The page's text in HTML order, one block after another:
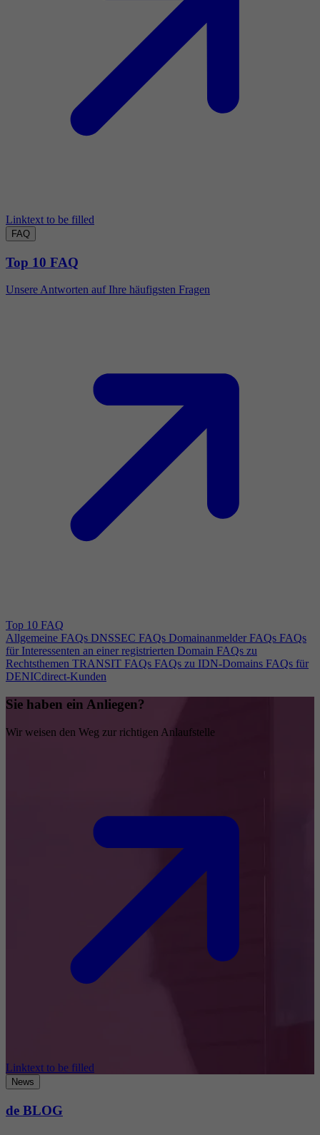
Linktext to be filled
FAQ
Top 10 FAQ
Unsere Antworten auf Ihre häufigsten Fragen
Top 10 FAQ
Allgemeine FAQs DNSSEC FAQs Domainanmelder FAQs FAQs
für Interessenten an einer registrierten Domain FAQs zu
Rechtsthemen TRANSIT FAQs FAQs zu IDN-Domains FAQs für
DENICdirect-Kunden
Sie haben ein Anliegen?
Wir weisen den Weg zur richtigen Anlaufstelle
Linktext to be filled
News
de BLOG